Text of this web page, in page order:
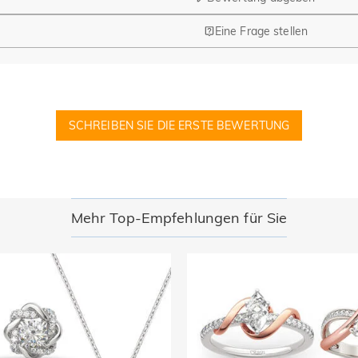
Eine Frage stellen
SCHREIBEN SIE DIE ERSTE BEWERTUNG
Design und Fertigung ihren Hauptsitz in Hongkong (China)
und einen Pop-up-Store in Singapur, wo Kunden vor Ort
Bestellung aufgegeben wurde?
Kreditkarten.
nicht selbst. Alle Zahlungsangelegenheiten bei
Wir geben keine Informationen über unsere Kunden oder
gesendet wird, Kredit- und andere Sicherheitsüberprüfungen
Sie bitte unsere Datenschutzbestimmungen.
Mehr Top-Empfehlungen für Sie